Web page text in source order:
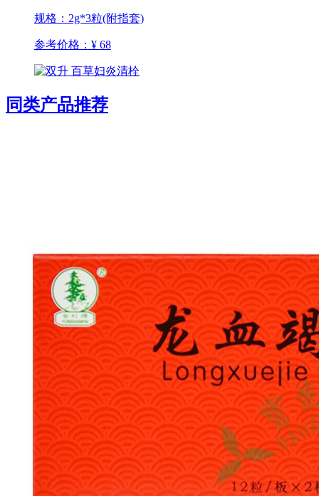
规格：2g*3粒(附指套)
参考价格： ¥ 68
同类产品推荐